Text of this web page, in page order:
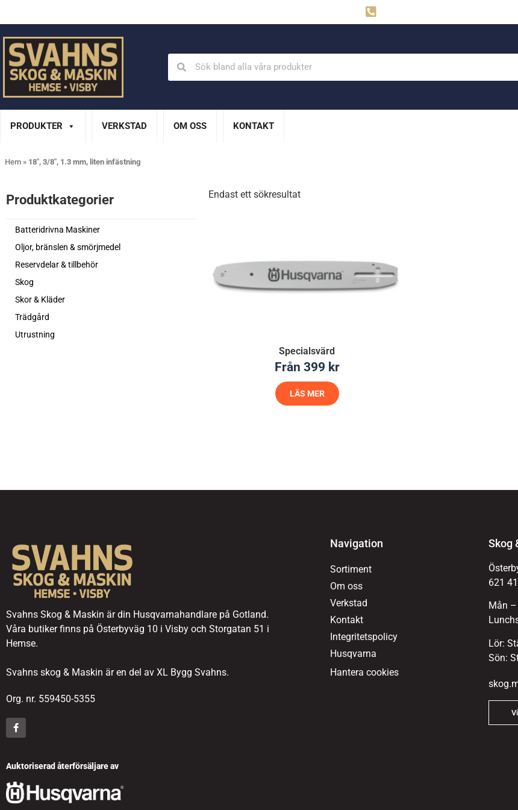
PRODUKTER VERKSTAD OM OSS KONTAKT
Hem » 18", 3/8", 1.3 mm, liten infästning
Produktkategorier​
Batteridrivna Maskiner
Oljor, bränslen & smörjmedel
Reservdelar & tillbehör
Skog
Skor & Kläder
Trädgård
Utrustning
Endast ett sökresultat
Specialsvärd
Från 399 kr
LÄS MER
Svahns Skog & Maskin är din Husqvarnahandlare på Gotland.
Våra butiker finns på Österbyväg 10 i Visby och Storgatan 51 i
Hemse.
Svahns skog & Maskin är en del av XL Bygg Svahns.
Org. nr. 559450-5355
Auktoriserad återförsäljare av
Navigation
Sortiment
Om oss
Verkstad
Kontakt
Integritetspolicy
Husqvarna
Hantera cookies
Skog
621
Mån –
Lör:
Sön: